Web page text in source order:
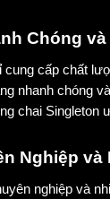
Chóng và
cung cấp chất
nhanh chóng
chai Singleton
Nghiệp và
nghiệp và